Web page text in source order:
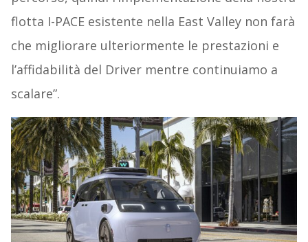
flotta I-PACE esistente nella East Valley non farà
che migliorare ulteriormente le prestazioni e
l’affidabilità del Driver mentre continuiamo a
scalare”.